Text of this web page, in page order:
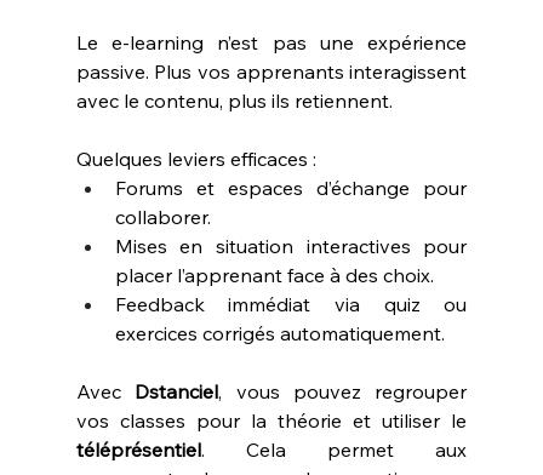
Le e-learning n’est pas une expérience
passive. Plus vos apprenants interagissent
avec le contenu, plus ils retiennent.
Quelques leviers efficaces :
Forums et espaces d’échange pour
collaborer.
Mises en situation interactives pour
placer l’apprenant face à des choix.
Feedback immédiat via quiz ou
exercices corrigés automatiquement.
Avec Dstanciel, vous pouvez regrouper
téléprésentiel. Cela permet aux